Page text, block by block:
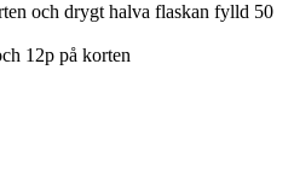
och drygt halva flaskan fylld 50
12p på korten